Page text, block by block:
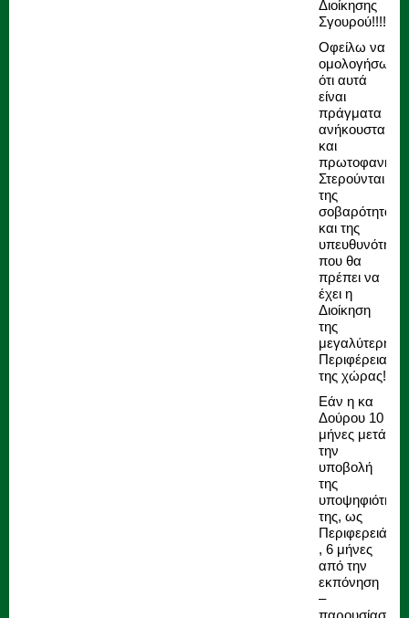
Διοίκησης
Σγουρού!!!!
Οφείλω να
ομολογήσω
ότι αυτά
είναι
πράγματα
ανήκουστα
και
πρωτοφανή.
Στερούνται
της
σοβαρότητας
και της
που θα
πρέπει να
έχει η
Διοίκηση
της
μεγαλύτερης
Περιφέρειας
της χώρας!
Εάν η κα
Δούρου 10
μήνες μετά
την
υποβολή
της
της, ως
Περιφερειάρχη
, 6 μήνες
από την
εκπόνηση
–
παρουσίαση